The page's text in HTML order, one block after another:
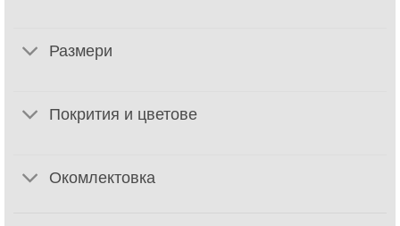
Размери
Покрития и цветове
Окомлектовка